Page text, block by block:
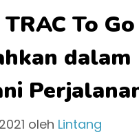
To Go
dalam
oleh Lintang